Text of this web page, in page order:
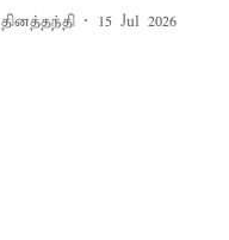
தினத்தந்தி 15 Jul 2026